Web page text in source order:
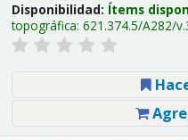
Disponibilidad: Ítems
topográfica: 621.374.5/A282/